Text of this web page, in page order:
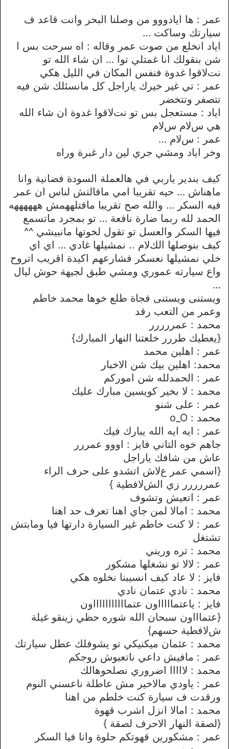
عمر : ها ايادووو من وصلنا البحر وانت قاعد ف
سيارتك وساكت …
اياد انخلع من صوت عمر وقاله : اه سرحت بس ا
شن بنقولك انا غمتلي توا … ان شاء الله تو
نتﻻقوا غدوة فنفس المكان في الليل هكي
عمر : تي غير خيرك ياراجل كل مانسئلك شن فيه
تتصفر وتتخضر
اياد : مستعجل بس تو نتﻻقوا غدوة ان شاء الله
هي سﻻم سﻻم
عمر : سﻻم …
وخر اياد ومشي جري لين دار غبرة وراه
كيف بندير ياربي في هالعملة السودة فضانية وانا
ماهناش … حيه تقريبا امي ماقالتش لناس ان عمر
فيه السكر … والله صح تقريبا ماقتلههمش ههههههه
الحمد لله ربما ضارة نافعة … تو بمجرد ماتسمع
فيها السكر والعسل تو تقول لخوتها مانبيشي ^^
كيف بنوصلها الكﻻم .. نمشيلها غادي … اي اي
خلي نمشيلها نعسكر فشارعهم اكيدة اقريب اتروح
واع سيارته عموري ومشي طبق لجيهة حوش ليال
…
ويستنى ويستنى فجاة طلع خوها محمد خاطم
وعمر من التعب رقد
محمد : عمررررر
{يعطيك طررر خلعتنا النهار المبارك}
عمر : اهلين محمد
محمد: اهلين بيك شن اﻻخبار
عمر : الحمدلله شن اموركم
محمد : ﻻ بخير كويسين مبارك عليك
عمر : على شنو
محمد : o_O
عمر : ايه ايه الله يبارك فيك
جاهم خوه التاني فايز : اووو عمررر
عاش من شافك ياراجل
{اسمي عمر عﻻش اتشدو على حرف الراء
عمررررر زي الشﻻفطية }
عمر : اتعيش وتشوف
محمد : اماﻻ لمن جاي اهنا تعرف حد اهنا
عمر : ﻻ كنت خاطم غير السيارة دارتها فيا ومابتش
تشتغل
محمد : تره وريني
عمر : ﻻﻻ تو نشغلها مشكور
فايز : ﻻ عاد كيف انسيبنا نخلوه هكي
محمد : نادي عتمان نادي
فايز : ياعتماااااون عتماااااااااااون
{عتماااون سبحان الله شوره حظي زينقو غيلة
شﻻفطية حسهم}
محمد : عثمان ميكنيكي تو يشوفلك عطل سيارتك
عمر : مافيش داعي ناتعبوش روجكم
محمد : ﻻاااا اضروري نصلحوهالك
عمر : ياودي ماﻻخير مش عاطلة ناعسني النوم
ورقدت ف سيارة كنت خلطم من اهنا
محمد : اماﻻ انزل اشرب قهوة
{لصقة النهار اﻻحرف لصقة }
عمر : مشكورين قهوتكم حلوة وانا فيا السكر